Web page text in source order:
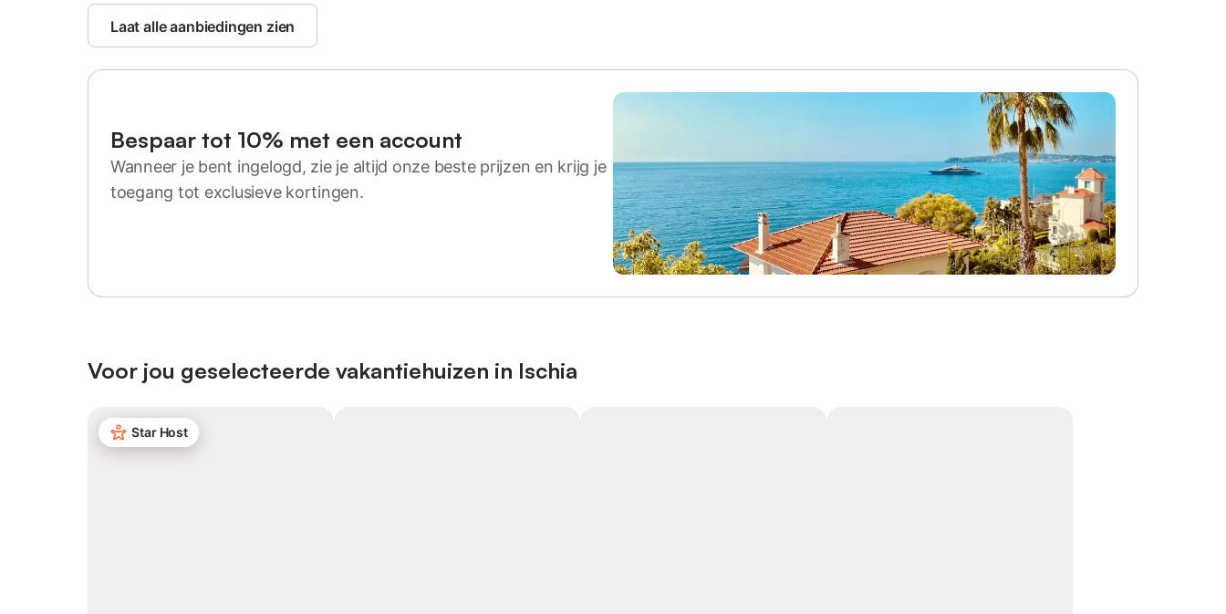
Laat alle aanbiedingen zien
Bespaar tot 10% met een account
Wanneer je bent ingelogd, zie je altijd onze beste prijzen en krijg je
toegang tot exclusieve kortingen.
Voor jou geselecteerde vakantiehuizen in Ischia
Star Host